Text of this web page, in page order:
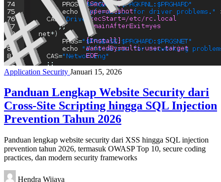
Application Security Januari 15, 2026
Panduan Lengkap Website Security dari
Cross-Site Scripting hingga SQL Injection
Prevention Tahun 2026
Panduan lengkap website security dari XSS hingga SQL injection
prevention tahun 2026, termasuk OWASP Top 10, secure coding
practices, dan modern security frameworks
Hendra Wijaya